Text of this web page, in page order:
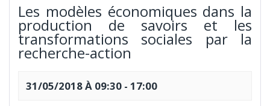
Les modèles économiques dans la
production de savoirs et les
transformations sociales par la
recherche-action
31/05/2018 À 09:30 - 17:00